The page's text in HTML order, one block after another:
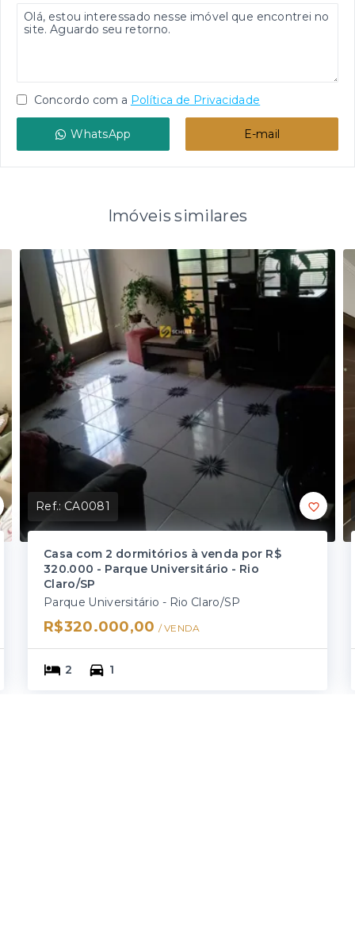
Concordo com a Política de Privacidade
WhatsApp E-mail
Imóveis similares
Ref.: CA0081
Casa com 2 dormitórios à venda por R$
320.000 - Parque Universitário - Rio
Claro/SP
Parque Universitário - Rio Claro/SP
R$320.000,00 / VENDA
2 1